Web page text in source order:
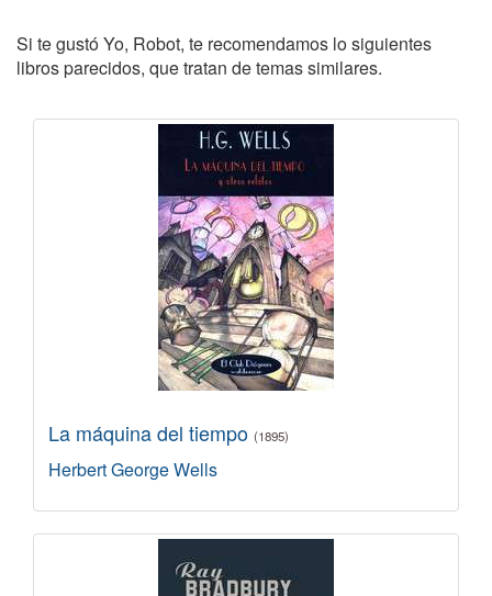
Si te gustó Yo, Robot, te recomendamos lo siguientes
libros parecidos, que tratan de temas similares.
La máquina del tiempo (1895)
Herbert George Wells